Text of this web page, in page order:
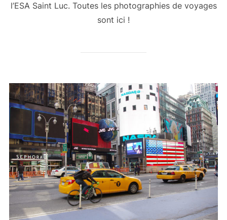
l’ESA Saint Luc. Toutes les photographies de voyages
sont ici !